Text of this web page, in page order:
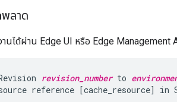
ลาด
นได้ผ่าน Edge UI หรือ Edge
revision_number to